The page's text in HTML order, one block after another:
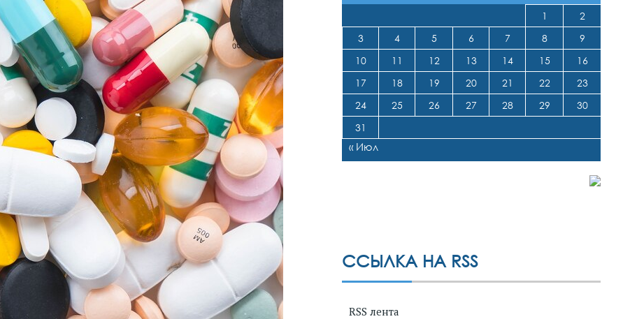
1
2
3
4 5 6 7 8
9
10
11 12 13 14 15
16
17
18 19 20 21 22
23
24
25 26 27 28 29
30
31
« Июл
ССЫЛКА НА RSS
RSS лента